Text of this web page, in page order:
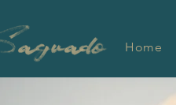
Home